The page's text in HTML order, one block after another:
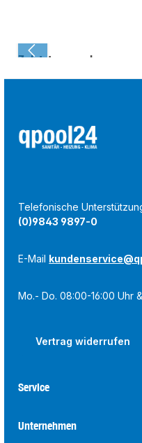
Zuletzt angesehen:
Telefonische
(0)9843 9897-0
E-Mail
Mo.- Do. 08:00-16:00 Uhr
Vertrag widerrufen
Service
Unternehmen